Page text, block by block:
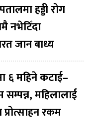
हड्डी रोग
नभेटिँदा
जान बाध्य
६ महिने कटाई–
सम्पन्न, महिलालाई
प्रोत्साहन रकम